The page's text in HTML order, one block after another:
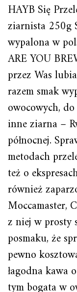
HAYB Się
ziarnista 250g
wypalona w
ARE YOU
przez Was
razem smak
owocowych,
inne ziarna –
północnej.
metodach
też o
również
Moccamaster,
z niej w prosty
posmaku, że
pewno
łagodna kawa
tym bogata w